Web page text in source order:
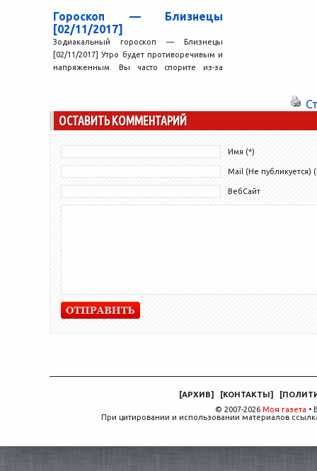
Гороскоп — Близнецы
[02/11/2017]
Зодиакальный гороскоп — Близнецы
[02/11/2017] Утро будет противоречивым и
напряженным. Вы часто спорите из-за
ОСТАВИТЬ КОММЕНТАРИЙ
Имя (*)
Mail (Не публикуется)
ВебСайт
[АРХИВ] [КОНТАКТЫ] [
© 2007-2026 Моя газета •
При цитировании и использовании материалов